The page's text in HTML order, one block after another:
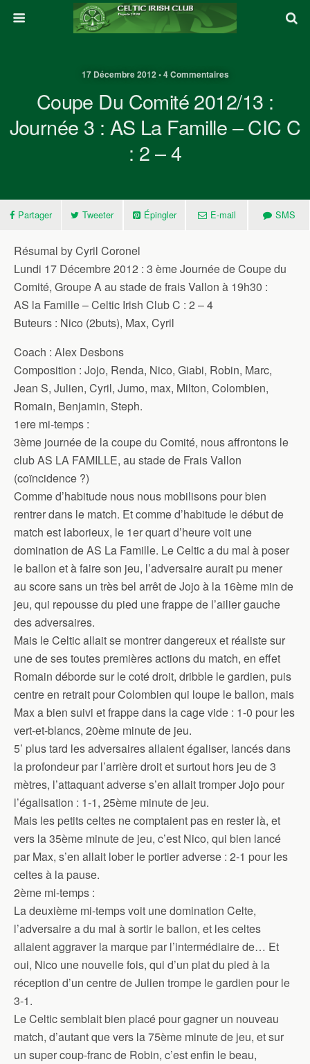
17 Décembre 2012 • 4 Commentaires
Coupe Du Comité 2012/13 :
Journée 3 : AS La Famille – CIC C
: 2 – 4
Partager Tweeter Épingler E-mail SMS
Résumal by Cyril Coronel
Lundi 17 Décembre 2012 : 3 ème Journée de Coupe du
Comité, Groupe A au stade de frais Vallon à 19h30 :
AS la Famille – Celtic Irish Club C : 2 – 4
Buteurs : Nico (2buts), Max, Cyril
Coach : Alex Desbons
Composition : Jojo, Renda, Nico, Giabi, Robin, Marc,
Jean S, Julien, Cyril, Jumo, max, Milton, Colombien,
Romain, Benjamin, Steph.
1ere mi-temps :
3ème journée de la coupe du Comité, nous affrontons le
club AS LA FAMILLE, au stade de Frais Vallon
(coïncidence ?)
Comme d’habitude nous nous mobilisons pour bien
rentrer dans le match. Et comme d’habitude le début de
match est laborieux, le 1er quart d’heure voit une
domination de AS La Famille. Le Celtic a du mal à poser
le ballon et à faire son jeu, l’adversaire aurait pu mener
au score sans un très bel arrêt de Jojo à la 16ème min de
jeu, qui repousse du pied une frappe de l’ailier gauche
des adversaires.
Mais le Celtic allait se montrer dangereux et réaliste sur
une de ses toutes premières actions du match, en effet
Romain déborde sur le coté droit, dribble le gardien, puis
centre en retrait pour Colombien qui loupe le ballon, mais
Max a bien suivi et frappe dans la cage vide : 1-0 pour les
vert-et-blancs, 20ème minute de jeu.
5’ plus tard les adversaires allaient égaliser, lancés dans
la profondeur par l’arrière droit et surtout hors jeu de 3
mètres, l’attaquant adverse s’en allait tromper Jojo pour
l’égalisation : 1-1, 25ème minute de jeu.
Mais les petits celtes ne comptaient pas en rester là, et
vers la 35ème minute de jeu, c’est Nico, qui bien lancé
par Max, s’en allait lober le portier adverse : 2-1 pour les
celtes à la pause.
2ème mi-temps :
La deuxième mi-temps voit une domination Celte,
l’adversaire a du mal à sortir le ballon, et les celtes
allaient aggraver la marque par l’intermédiaire de… Et
oui, Nico une nouvelle fois, qui d’un plat du pied à la
réception d’un centre de Julien trompe le gardien pour le
3-1.
Le Celtic semblait bien placé pour gagner un nouveau
match, d’autant que vers la 75ème minute de jeu, et sur
un super coup-franc de Robin, c’est enfin le beau,